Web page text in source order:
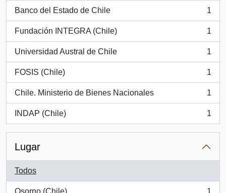
Banco del Estado de Chile
, 1 resultados
1
Fundación INTEGRA (Chile)
, 1 resultados
1
Universidad Austral de Chile
, 1 resultados
1
FOSIS (Chile)
, 1 resultados
1
Chile. Ministerio de Bienes Nacionales
, 1 resultados
1
INDAP (Chile)
, 1 resultados
1
Lugar
Todos
Osorno (Chile) 1